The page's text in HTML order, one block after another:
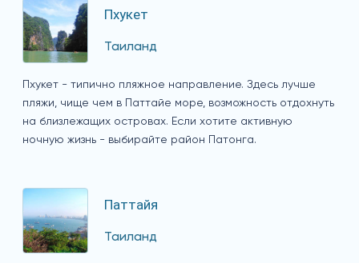
Пхукет
Таиланд
Пхукет - типично пляжное направление. Здесь лучше
пляжи, чище чем в Паттайе море, возможность отдохнуть
на близлежащих островах. Если хотите активную
ночную жизнь - выбирайте район Патонга.
Паттайя
Таиланд